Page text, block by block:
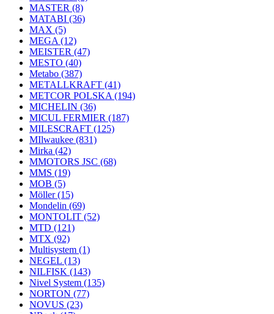
MASTER (8)
MATABI (36)
MAX (5)
MEGA (12)
MEISTER (47)
MESTO (40)
Metabo (387)
METALLKRAFT (41)
METCOR POLSKA (194)
MICHELIN (36)
MICUL FERMIER (187)
MILESCRAFT (125)
MIlwaukee (831)
Mirka (42)
MMOTORS JSC (68)
MMS (19)
MOB (5)
Möller(15)
Mondelin (69)
MONTOLIT (52)
MTD (121)
MTX (92)
Multisystem (1)
NEGEL (13)
NILFISK (143)
Nivel System (135)
NORTON (77)
NOVUS (23)